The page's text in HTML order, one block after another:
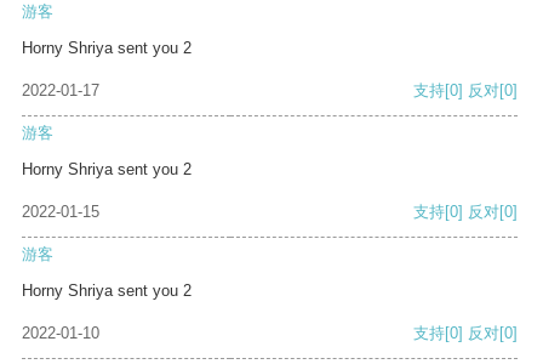
游客
Horny Shriya sent you 2
2022-01-17 支持[0] 反对[0]
游客
Horny Shriya sent you 2
2022-01-15 支持[0] 反对[0]
游客
Horny Shriya sent you 2
2022-01-10 支持[0] 反对[0]